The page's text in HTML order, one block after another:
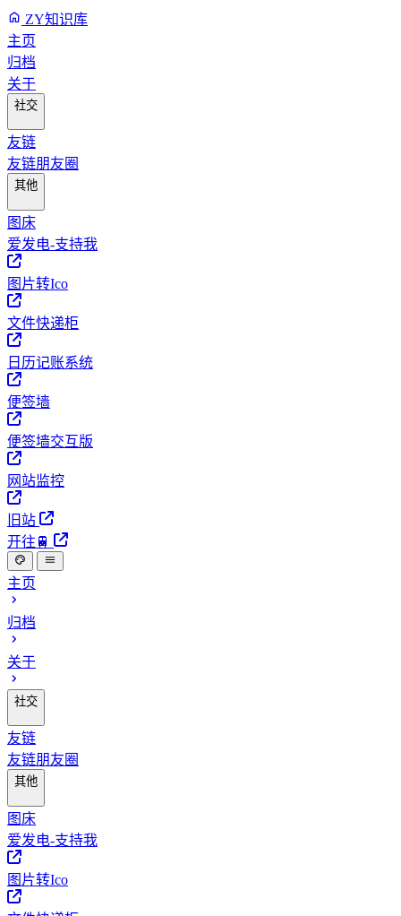
ZY知识库
主页
归档
关于
社交
友链
友链朋友圈
其他
图床
爱发电-支持我
图片转Ico
文件快递柜
日历记账系统
便签墙
便签墙交互版
网站监控
旧站
开往🚆
主页
归档
关于
社交
友链
友链朋友圈
其他
图床
爱发电-支持我
图片转Ico